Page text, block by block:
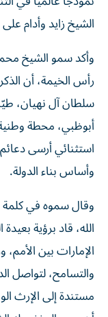
الشيخ زايد وأدام
وأكد سمو الشيخ
رأس الخيمة، أن
سلطان آل نهيان،
أبوظبي، محطة
استثنائي أرسى
وأساس بناء الدولة.
وقال سموه في كلمة
الله، قاد برؤية
الإمارات بين
والتسامح، لتواصل
مستندة إلى الإرث